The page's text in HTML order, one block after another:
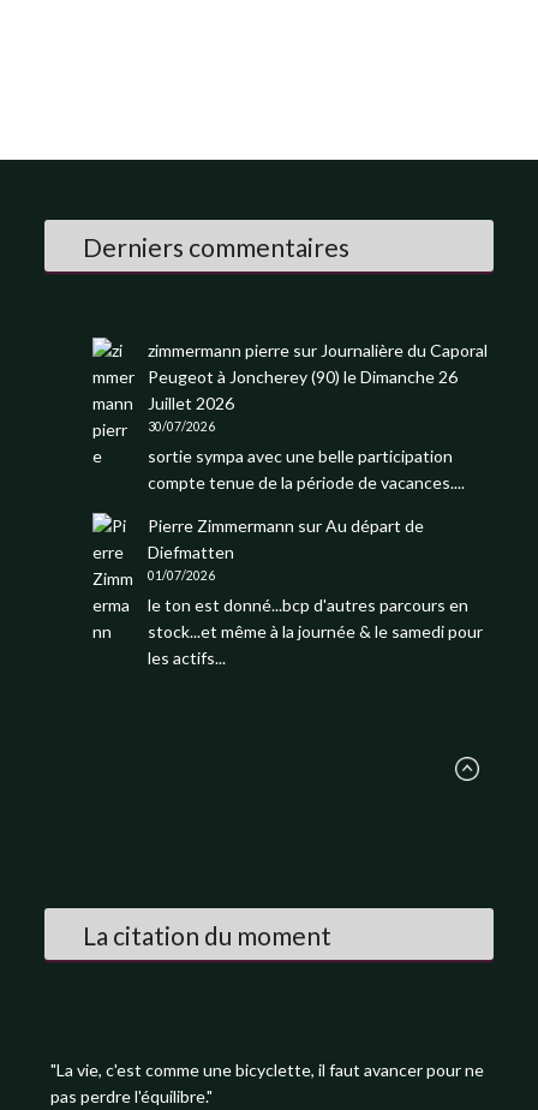
Derniers commentaires
zimmermann pierresur Journalière du Caporal
Peugeot à Joncherey (90) le Dimanche 26
Juillet 2026
30/07/2026
sortie sympa avec une belle participation
compte tenue de la période de vacances....
Pierre Zimmermann surAu départ de
Diefmatten
01/07/2026
le ton est donné...bcp d'autres parcours en
stock...et même à la journée & le samedi pour
les actifs...
La citation du moment
"La vie, c'est comme une bicyclette, il faut avancer pour ne
pas perdre l'équilibre."